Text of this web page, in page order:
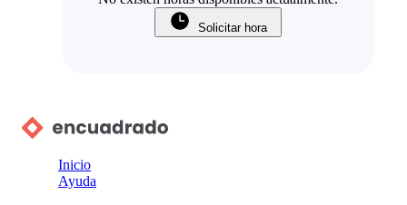
Solicitar hora
Inicio
Ayuda